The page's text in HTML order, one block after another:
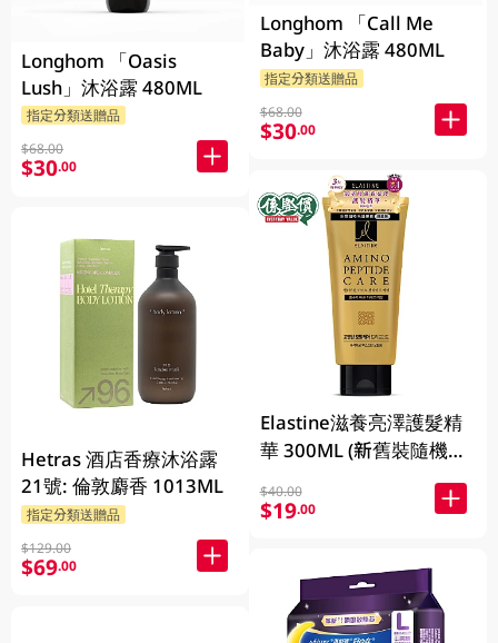
Longhom 「Oasis
Lush」沐浴露 480ML
指定分類送贈品
$68.00
$30.00
Hetras 酒店香療沐浴露
21號: 倫敦麝香 1013ML
指定分類送贈品
$129.00
$69.00
Longhom 「Call Me
Baby」沐浴露 480ML
指定分類送贈品
$68.00
$30.00
Elastine滋養亮澤護髮精
華 300ML (新舊裝隨機發
$40.00
$19.00